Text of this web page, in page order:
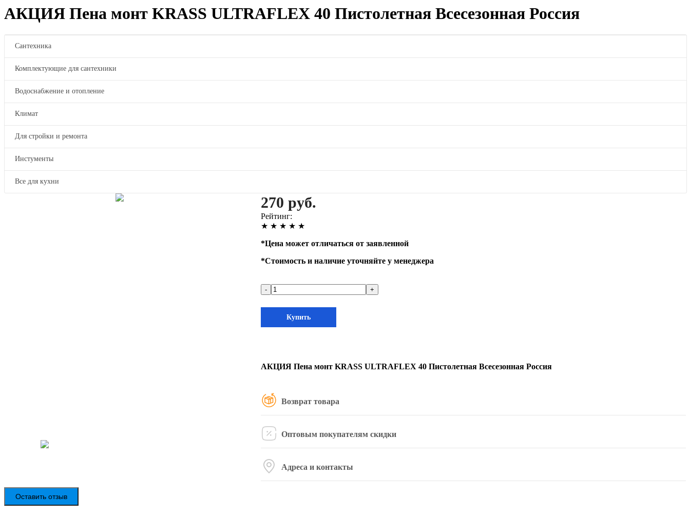
АКЦИЯ Пена монт KRASS ULTRAFLEX 40 Пистолетная Всесезонная Россия
Сантехника
Комплектующие для сантехники
Водоснабжение и отопление
Климат
Для стройки и ремонта
Инстументы
Все для кухни
270 руб.
Рейтинг:
★ ★ ★ ★ ★
*Цена может отличаться от заявленной
*Стоимость и наличие уточняйте у менеджера
- +
Купить
АКЦИЯ Пена монт KRASS ULTRAFLEX 40 Пистолетная Всесезонная Россия
Возврат товара
Оптовым покупателям скидки
Адреса и контакты
Оставить отзыв